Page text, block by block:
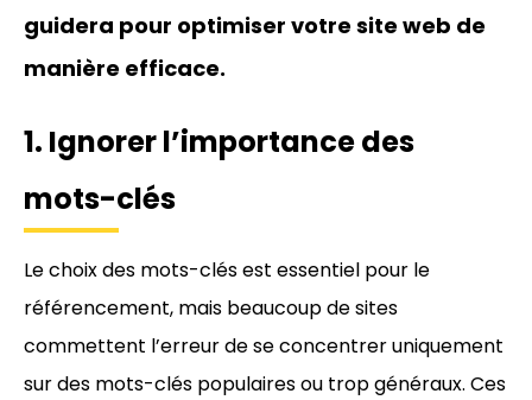
guidera pour optimiser votre site web de
manière efficace.
1. Ignorer l’importance des
mots-clés
Le choix des mots-clés est essentiel pour le
référencement, mais beaucoup de sites
commettent l’erreur de se concentrer uniquement
sur des mots-clés populaires ou trop généraux. Ces